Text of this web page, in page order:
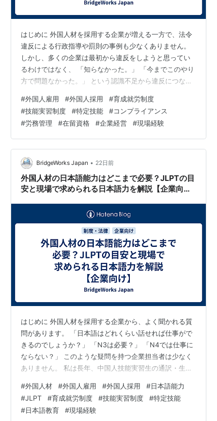
はじめに 外国人材を採用する企業が増える一方で、法令
違反による行政指導や罰則の事例も少なくありません。
しかし、多くの企業は最初から違反をしようと思ってい
るわけではなく、 「知らなかった。」 「今までこのやり
方で問題なかった。」 という認識不足から違反につなが
人技能実習生の通訳・生活支援として、多くの企業を訪
問し、外国人材と企業の双方をサポートしてきました。
現場では、「もう少し制度を理解していれば防げたの
に」と感じる場面を何度も見てきました。 この記事で
は、外国人雇用で実際によく見られる違反事例と、その
原因、企業が気を付けるべきポイントをわ…
#外国人雇用 #外国人採用 #育成就労制度
#技能実習制度 #特定技能 #コンプライアンス
#労務管理 #在留資格 #企業経営 #現場経験
BridgeWorks Japan • 22日前
外国人材の日本語能力はどこまで必要？JLPTの目
安と現場で求められる日本語力を解説【企業向
はじめに 外国人材を採用する企業から、よく聞かれる質
問があります。 「日本語はどれくらい話せれば仕事がで
きるのでしょうか？」 「N3は必要？」 「N4では仕事に
ならない？」 このような疑問を持つ企業担当者は少なく
ありません。 私は長年、中国人技能実習生の通訳・生活
した。 その経験から言えるのは、 日本語能力はもちろん
大切ですが、それ以上に「仕事に必要なコミュニケーシ
ョンができるか」が重要ということです。 この記事で
#外国人材 #外国人雇用 #外国人採用 #日本語能力
#JLPT #育成就労制度 #技能実習制度 #特定技能
#日本語教育 #現場経験